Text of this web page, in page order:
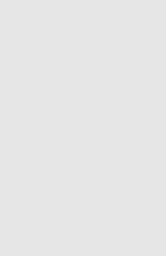
いちの曲、杉田水脈の
倍・菅・森はどんな嘘を
陽性者に「僕らに損ではない
、築地を散歩！